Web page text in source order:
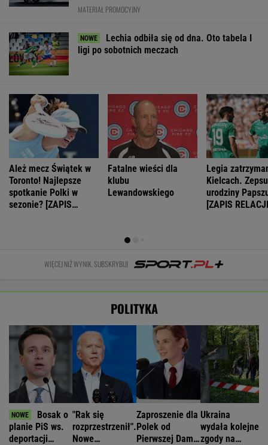
MATERIAŁ PROMOCYJNY
Lechia odbiła się od dna. Oto tabela I
ligi po sobotnich meczach
Ależ mecz Świątek w
Toronto! Najlepsze
spotkanie Polki w
sezonie? [ZAPIS
Fatalne wieści dla
klubu
Lewandowskiego
Legia
Kielcach.
urodziny
[ZAPIS
WIĘCEJ NIŻ WYNIK. SUBSKRYBUJ
POLITYKA
Bosak o
planie PiS ws.
deportacji
"Rak się
rozprzestrzenił".
Nowe
Zaproszenie dla
Polek od
Pierwszej Damy.
Ukraina
wydała kolejne
zgody na